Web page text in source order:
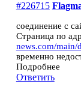
#226715
соединение с
Страница по
news.com/main/
временно
Подробнее
Ответить